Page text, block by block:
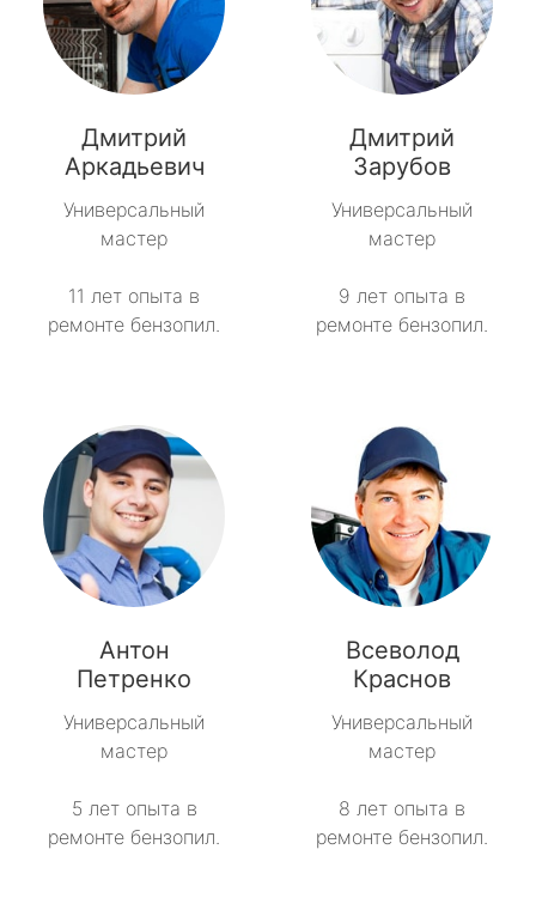
Дмитрий
Аркадьевич
Универсальный
мастер
11 лет опыта в
ремонте бензопил.
Дмитрий
Зарубов
Универсальный
мастер
9 лет опыта в
ремонте бензопил.
Антон
Петренко
Универсальный
мастер
5 лет опыта в
ремонте бензопил.
Всеволод
Краснов
Универсальный
мастер
8 лет опыта в
ремонте бензопил.